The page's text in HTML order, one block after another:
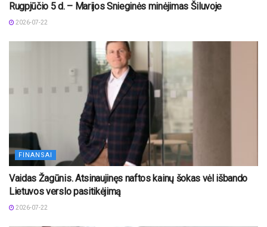
Rugpjūčio 5 d. – Marijos Snieginės minėjimas Šiluvoje
2026-07-22
FINANSAI
Vaidas Žagūnis. Atsinaujinęs naftos kainų šokas vėl išbando
Lietuvos verslo pasitikėjimą
2026-07-22